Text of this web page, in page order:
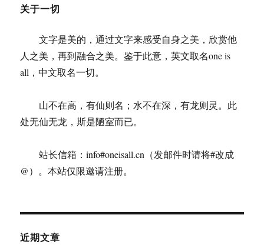
关于一切
文字是美的，通过文字来感受自身之美，欣赏他
人之美，再到融合之美。鉴于此意，英文取名one is
all，中文取名一切。
山不在高，有仙则名；水不在深，有龙则灵。此
处无仙无龙，斯是陋室而已。
站长信箱：info#oneisall.cn（发邮件时请将#改成
@）。本站仅限邀请注册。
近期文章